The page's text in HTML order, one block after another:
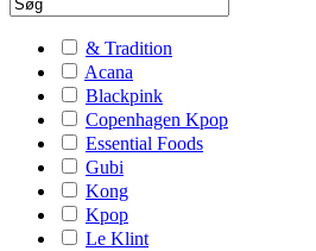
& Tradition
Acana
Blackpink
Copenhagen Kpop
Essential Foods
Gubi
Kong
Kpop
Le Klint